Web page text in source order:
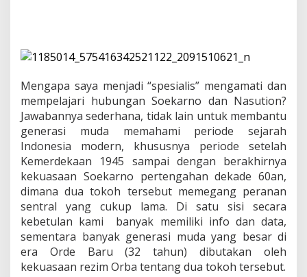
S
e
k
a
r
o
"
P
e
c
a
h
K
o
g
Mengapa saya menjadi “spesialis” mengamati dan
mempelajari hubungan Soekarno dan Nasution?
Jawabannya sederhana, tidak lain untuk membantu
generasi muda memahami periode sejarah
Indonesia modern, khususnya periode setelah
Kemerdekaan 1945 sampai dengan berakhirnya
kekuasaan Soekarno pertengahan dekade 60an,
dimana dua tokoh tersebut memegang peranan
sentral yang cukup lama. Di satu sisi secara
kebetulan kami banyak memiliki info dan data,
sementara banyak generasi muda yang besar di
era Orde Baru (32 tahun) dibutakan oleh
kekuasaan rezim Orba tentang dua tokoh tersebut.